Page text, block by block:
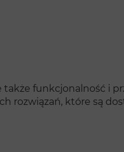
funkcjonalność i
rozwiązań, które są